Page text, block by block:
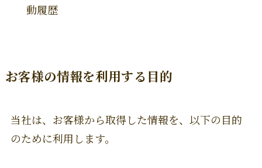
動履歴
お客様の情報を利用する目的
当社は、お客様から取得した情報を、以下の目的
のために利用します。